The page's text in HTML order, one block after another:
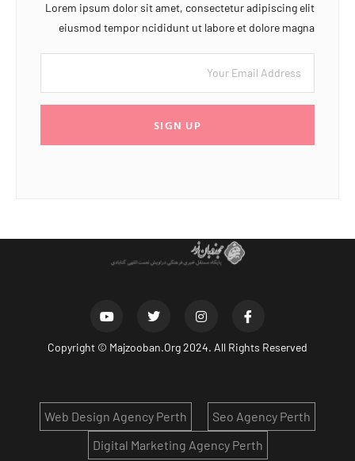
Lorem ipsum dolor sit amet, consectetur adipiscing elit
eiusmod tempor ncididunt ut labore et dolore magna
SIGN UP
Copyright © Majzooban.Org2024. All Rights Reserved
Seo Agency Perth
Web Design Agency Perth
Digital Marketing Agency Perth